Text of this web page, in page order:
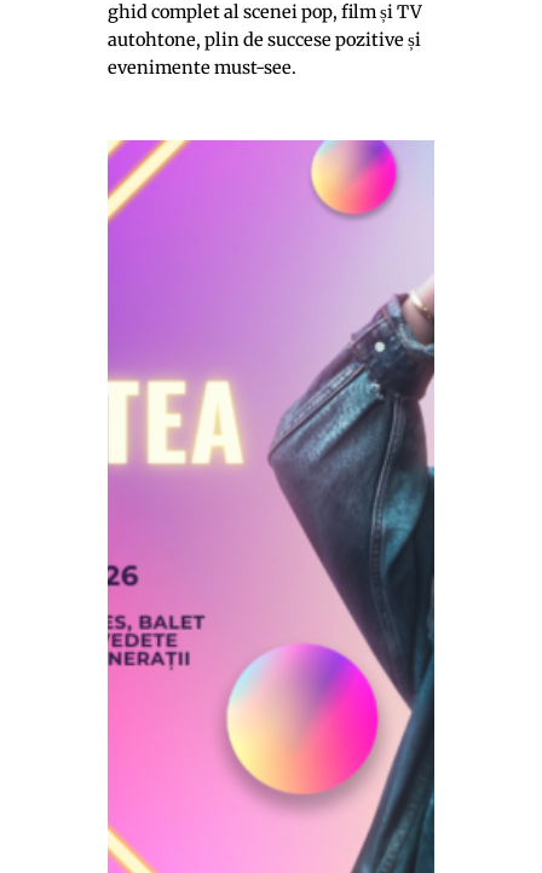
ghid complet al scenei pop, film și TV
autohtone, plin de succese pozitive și
evenimente must-see.